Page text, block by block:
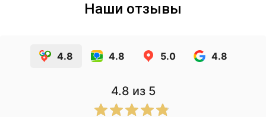
Наши отзывы
4.8 4.8 5.0 4.8
4.8 из 5